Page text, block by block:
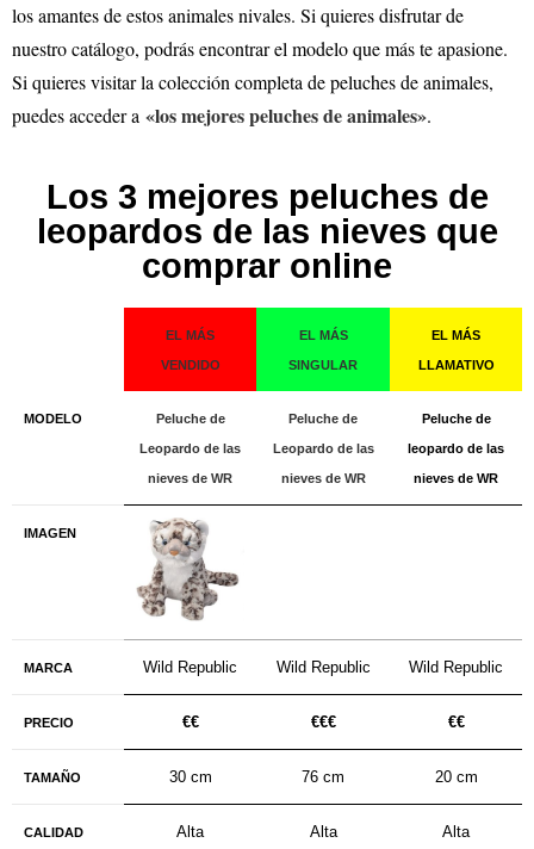
los amantes de estos animales nivales. Si quieres disfrutar de
nuestro catálogo, podrás encontrar el modelo que más te apasione.
Si quieres visitar la colección completa de peluches de animales,
puedes acceder a «los mejores peluches de animales».
Los 3 mejores peluches de
leopardos de las nieves que
comprar online
EL MÁS
VENDIDO
EL MÁS
SINGULAR
EL MÁS
LLAMATIVO
MODELO Peluche de
Leopardo de las
nieves de WR
Peluche de
Leopardo de las
nieves de WR
Peluche de
leopardo de las
nieves de WR
IMAGEN
MARCA Wild Republic Wild Republic Wild Republic
PRECIO €€ €€€ €€
TAMAÑO 30 cm 76 cm 20 cm
CALIDAD Alta Alta Alta